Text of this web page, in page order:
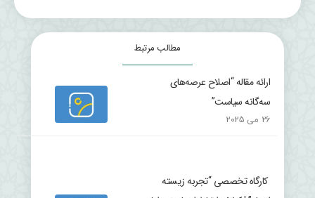
مطالب مرتبط
ارائه مقاله “اصلاح عرصه‌های
سه‌گانه سیاست”
26 می 2025
کارگاه تخصصی “تجربه زیسته